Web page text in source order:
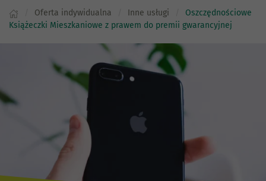
Oferta indywidualna Inne usługi
Oszczędnościowe
Książeczki Mieszkaniowe z prawem do premii gwarancyjnej